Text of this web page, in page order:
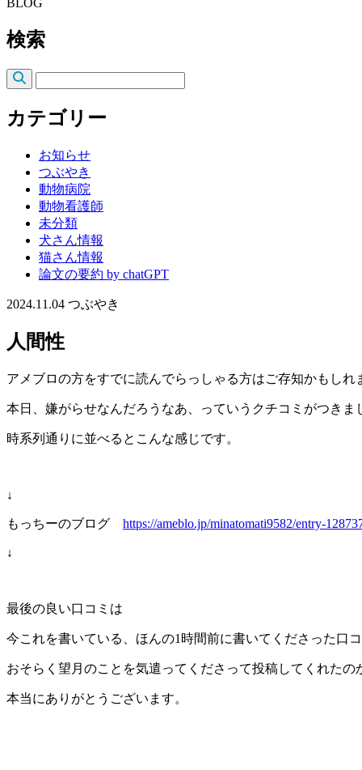
検索
カテゴリー
お知らせ
つぶやき
動物病院
動物看護師
未分類
犬さん情報
猫さん情報
論文の要約 by chatGPT
2024.11.04 つぶやき
人間性
アメブロの方をすでに読んでらっしゃる方はご存知かもしれ
本日、嫌がらせなんだろうなあ、っていうクチコミがつきま
時系列通りに並べるとこんな感じです。
↓
もっちーのブログ https://ameblo.jp/minatomati9582/entry-
↓
最後の良い口コミは
今これを書いている、ほんの1時間前に書いてくださった口コ
おそらく望月のことを気遣ってくださって投稿してくれたの
本当にありがとうございます。